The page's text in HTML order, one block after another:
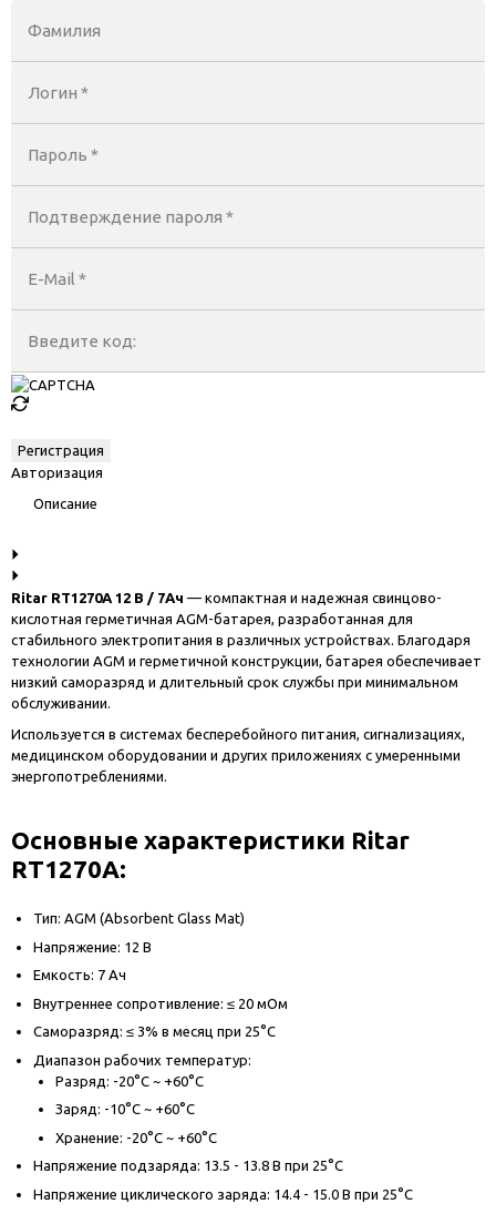
Фамилия
Логин *
Пароль *
Подтверждение пароля *
E-Mail *
Введите код:
Авторизация
Описание
Ritar RT1270A 12 В / 7Ач — компактная и надежная свинцово-
кислотная герметичная AGM-батарея, разработанная для
стабильного электропитания в различных устройствах. Благодаря
технологии AGM и герметичной конструкции, батарея обеспечивает
низкий саморазряд и длительный срок службы при минимальном
обслуживании.
Используется в системах бесперебойного питания, сигнализациях,
медицинском оборудовании и других приложениях с умеренными
энергопотреблениями.
Основные характеристики Ritar
RT1270A:
Тип: AGM (Absorbent Glass Mat)
Напряжение: 12 В
Емкость: 7 Ач
Внутреннее сопротивление: ≤ 20 мОм
Саморазряд: ≤ 3% в месяц при 25°C
Диапазон рабочих температур:
Разряд: -20°C ~ +60°C
Заряд: -10°C ~ +60°C
Хранение: -20°C ~ +60°C
Напряжение подзаряда: 13.5 - 13.8 В при 25°C
Напряжение циклического заряда: 14.4 - 15.0 В при 25°C